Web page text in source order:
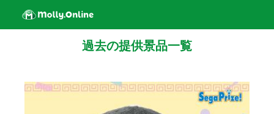
過去の提供景品一覧